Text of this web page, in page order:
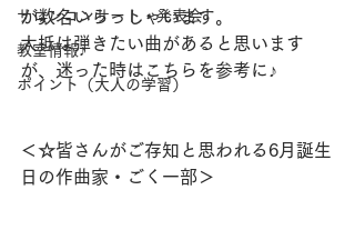
サロンコンサート・発表会
教室情報♪
ポイント（大人の学習）
が数名いらっしゃいます。
大抵は弾きたい曲があると思います
が、迷った時はこちらを参考に♪
＜☆皆さんがご存知と思われる6月誕生
日の作曲家・ごく一部＞